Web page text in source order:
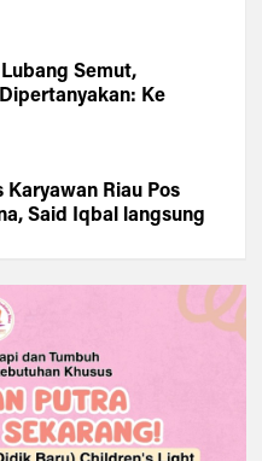
Semut,
Ke
Karyawan Riau Pos
Said Iqbal langsung